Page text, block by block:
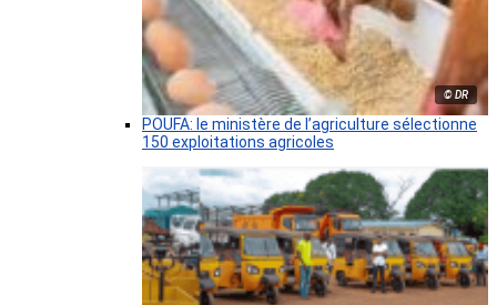
© DR
POUFA: le ministère de l’agriculture sélectionne
150 exploitations agricoles